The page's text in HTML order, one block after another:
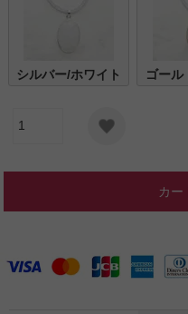
シルバー/ホワイト ゴール
カー